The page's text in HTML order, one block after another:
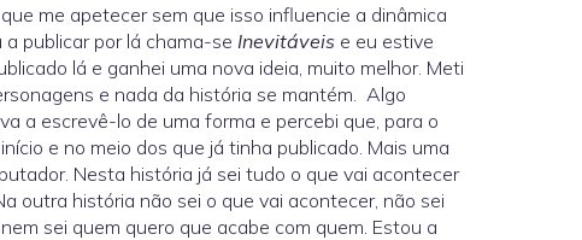
me apetecer sem que isso influencie a dinâmica
publicar por lá chama-se Inevitáveis e eu estive
lá e ganhei uma nova ideia, muito melhor. Meti
e nada da história se mantém. Algo
a escrevê-lo de uma forma e percebi que, para o
e no meio dos que já tinha publicado. Mais uma
Nesta história já sei tudo o que vai acontecer
outra história não sei o que vai acontecer, não sei
sei quem quero que acabe com quem. Estou a